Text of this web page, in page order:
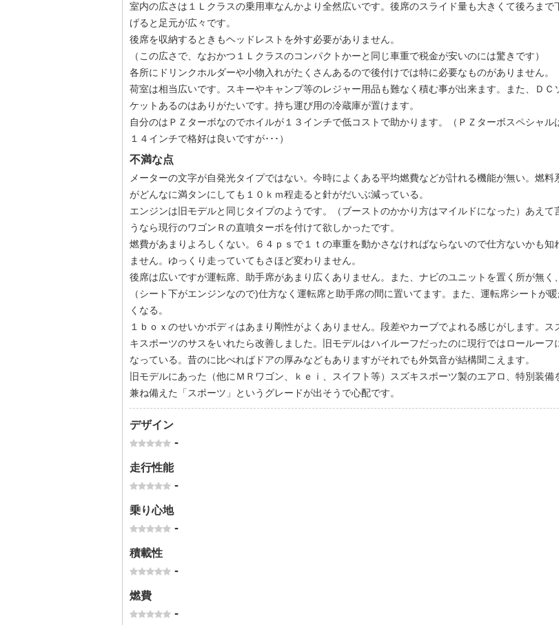
室内の広さは１Ｌクラスの乗用車なんかより全然広いです。後席のスライド量も大きくて後ろまで
げると足元が広々です。
後席を収納するときもヘッドレストを外す必要がありません。
（この広さで、なおかつ１Ｌクラスのコンパクトかーと同じ車重で税金が安いのには驚きです）
各所にドリンクホルダーや小物入れがたくさんあるので後付けでは特に必要なものがありません。
荷室は相当広いです。スキーやキャンプ等のレジャー用品も難なく積む事が出来ます。また、ＤＣ
ケットあるのはありがたいです。持ち運び用の冷蔵庫が置けます。
自分のはＰＺターボなのでホイルが１３インチで低コストで助かります。（ＰＺターボスペシャル
１４インチで格好は良いですが･･･）
不満な点
メーターの文字が自発光タイプではない。今時によくある平均燃費などが計れる機能が無い。燃料
がどんなに満タンにしても１０ｋｍ程走ると針がだいぶ減っている。
エンジンは旧モデルと同じタイプのようです。（ブーストのかかり方はマイルドになった）あえて
うなら現行のワゴンＲの直噴ターボを付けて欲しかったです。
燃費があまりよろしくない。６４ｐｓで１ｔの車重を動かさなければならないので仕方ないかも知
ません。ゆっくり走っていてもさほど変わりません。
後席は広いですが運転席、助手席があまり広くありません。また、ナビのユニットを置く所が無く、
（シート下がエンジンなので)仕方なく運転席と助手席の間に置いてます。また、運転席シートが
くなる。
１ｂｏｘのせいかボディはあまり剛性がよくありません。段差やカーブでよれる感じがします。ス
キスポーツのサスをいれたら改善しました。旧モデルはハイルーフだったのに現行ではロールーフ
なっている。昔のに比べればドアの厚みなどもありますがそれでも外気音が結構聞こえます。
旧モデルにあった（他にＭＲワゴン、ｋｅｉ、スイフト等）スズキスポーツ製のエアロ、特別装備
兼ね備えた「スポーツ」というグレードが出そうで心配です。
デザイン
-
走行性能
-
乗り心地
-
積載性
-
燃費
-